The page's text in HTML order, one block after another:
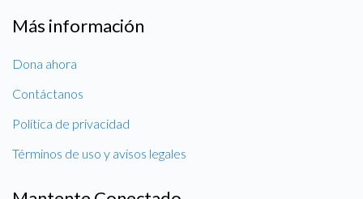
Más información
Dona ahora
Contáctanos
Política de privacidad
Términos de uso y avisos legales